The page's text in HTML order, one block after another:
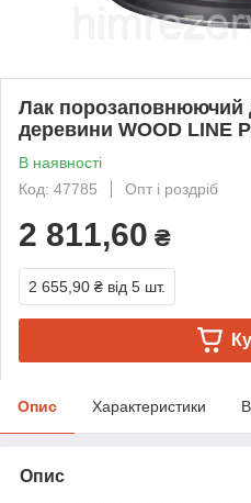
Лак порозаповнюючий
деревини WOOD LINE
В наявності
Код: 47785
Опт і роздріб
2 811,60 ₴
2 655,90 ₴ від 5 шт.
Опис Характеристики
Опис